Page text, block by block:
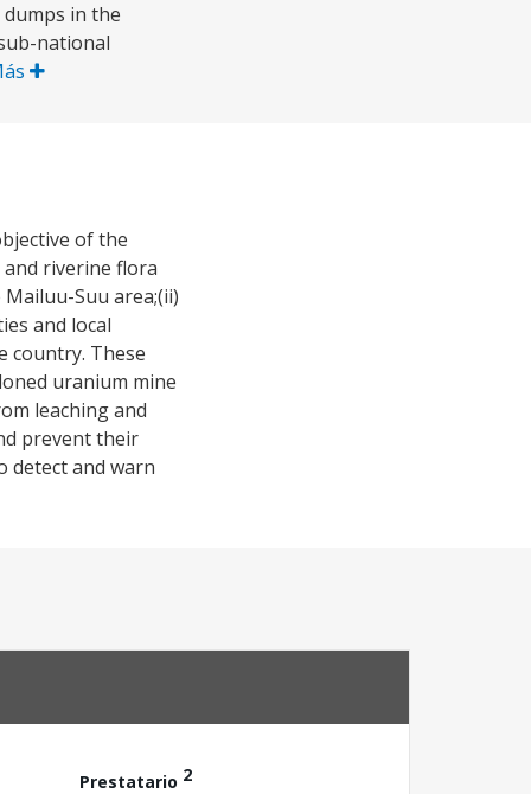
in the
national
of the
riverine flora
Suu area;(ii)
and local
country. These
uranium mine
leaching and
prevent their
detect and warn
Prestatario 2